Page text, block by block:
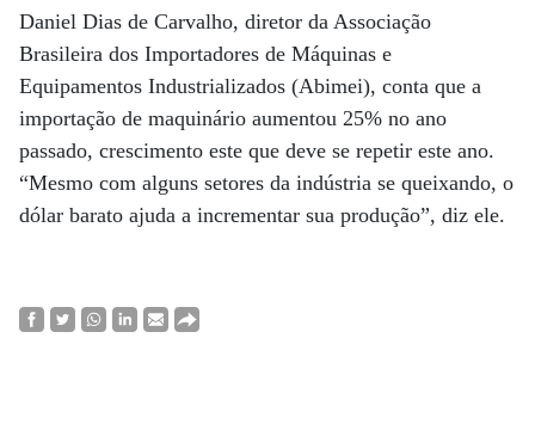
Daniel Dias de Carvalho, diretor da Associação
Brasileira dos Importadores de Máquinas e
Equipamentos Industrializados (Abimei), conta que a
importação de maquinário aumentou 25% no ano
passado, crescimento este que deve se repetir este ano.
“Mesmo com alguns setores da indústria se queixando, o
dólar barato ajuda a incrementar sua produção”, diz ele.